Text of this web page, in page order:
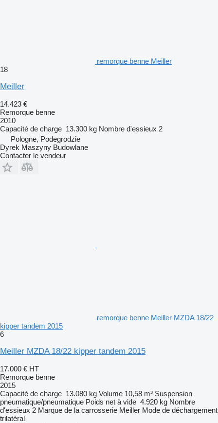
remorque benne Meiller
18
Meiller
14.423 €
Remorque benne
2010
Capacité de charge 13.300 kg Nombre d'essieux 2
Pologne, Podegrodzie
Dyrek Maszyny Budowlane
Contacter le vendeur
remorque benne Meiller MZDA 18/22
kipper tandem 2015
6
Meiller MZDA 18/22 kipper tandem 2015
17.000 € HT
Remorque benne
2015
Capacité de charge 13.080 kg Volume 10,58 m³ Suspension
pneumatique/pneumatique Poids net à vide 4.920 kg Nombre
d'essieux 2 Marque de la carrosserie Meiller Mode de déchargement
trilatéral